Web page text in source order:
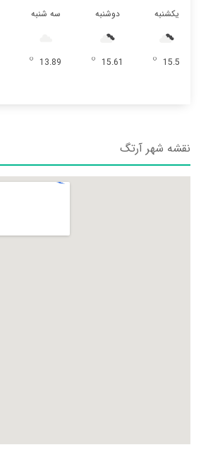
یکشنبه
15.5
دوشنبه
15.61
سه شنبه
13.89
نقشه شهر آرتگ